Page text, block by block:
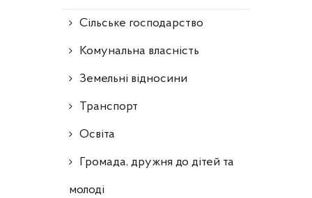
Сільське господарство
Комунальна власність
Земельні відносини
Транспорт
Освіта
Громада, дружня до дітей та
молоді